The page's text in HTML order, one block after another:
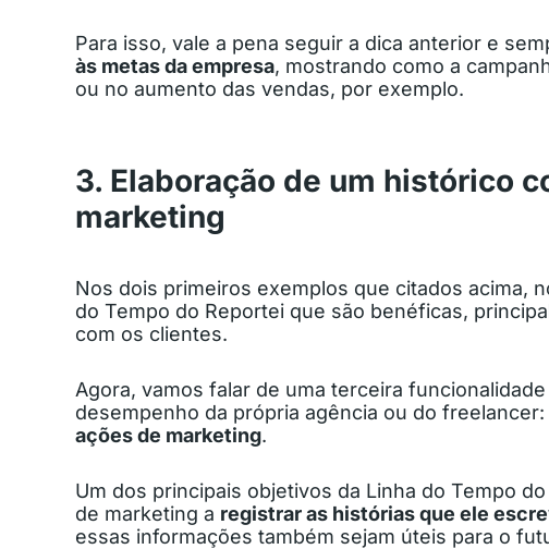
Para isso, vale a pena seguir a dica anterior e
às metas da empresa, mostrando como a
ou no aumento das vendas, por exemplo.
3. Elaboração de um histórico
marketing
Nos dois primeiros exemplos que citados acima,
do Tempo do Reportei que são benéficas,
com os clientes.
Agora, vamos falar de uma terceira
desempenho da própria agência ou do freelancer:
ações de marketing.
Um dos principais objetivos da Linha do Tempo
de marketing a registrar as histórias que ele
essas informações também sejam úteis para o